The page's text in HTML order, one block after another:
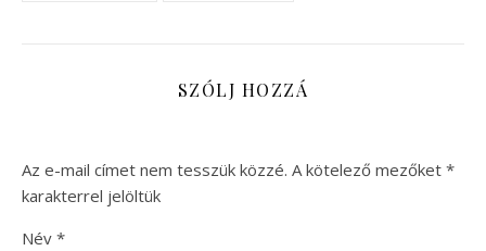
SZÓLJ HOZZÁ
Az e-mail címet nem tesszük közzé. A kötelező mezőket *
karakterrel jelöltük
Név *